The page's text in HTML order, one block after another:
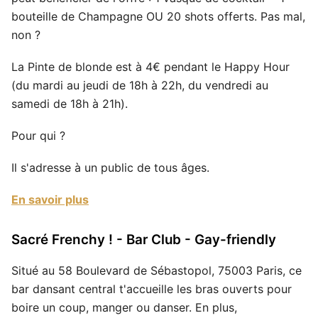
bouteille de Champagne OU 20 shots offerts. Pas mal,
non ?
La Pinte de blonde est à 4€ pendant le Happy Hour
(du mardi au jeudi de 18h à 22h, du vendredi au
samedi de 18h à 21h).
Pour qui ?
Il s'adresse à un public de tous âges.
En savoir plus
Sacré Frenchy ! - Bar Club - Gay-friendly
Situé au 58 Boulevard de Sébastopol, 75003 Paris, ce
bar dansant central t'accueille les bras ouverts pour
boire un coup, manger ou danser. En plus,